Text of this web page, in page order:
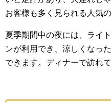
お客様も多く見られる人気
夏季期間中の夜には、ライ
ンが利用でき、涼しくなっ
できます。ディナーで訪れ